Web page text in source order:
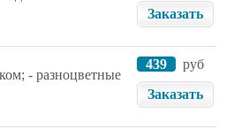
Заказать
- разноцветные
439
руб
Заказать